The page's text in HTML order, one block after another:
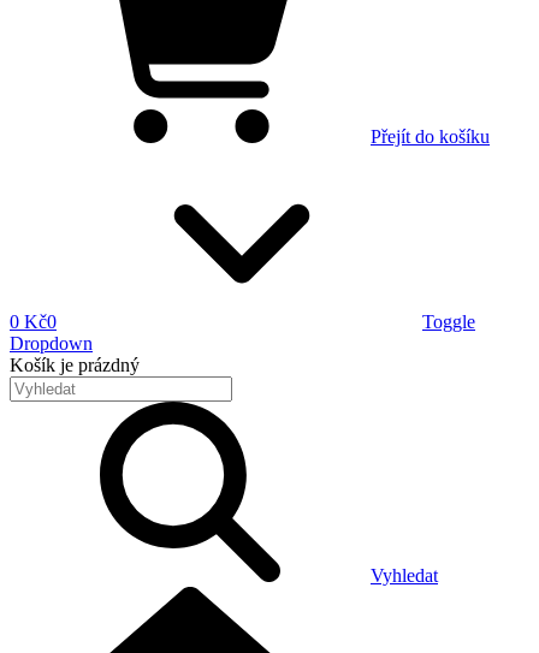
Přejít do košíku
0 Kč0
Toggle
Dropdown
Košík je prázdný
Vyhledat